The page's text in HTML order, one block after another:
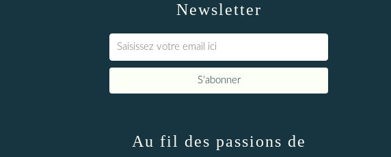
Newsletter
Au fil des passions de